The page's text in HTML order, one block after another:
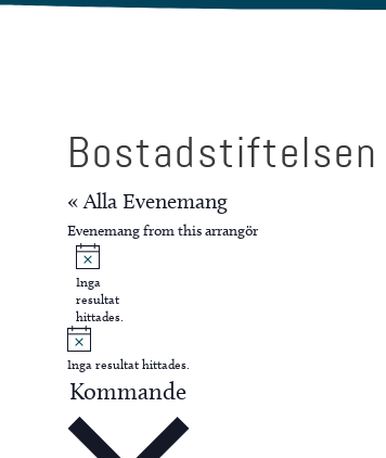
« Alla Evenemang
Evenemang from this arrangör
Notis
Inga
resultat
hittades.
Notis
Inga resultat hittades.
Kommande
datum.